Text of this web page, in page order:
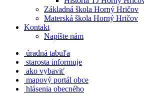
Základná škola Horný Hričov
Materská škola Horný Hričov
Kontakt
Napíšte nám
úradná tabuľa
starosta informuje
ako vybaviť
mapový portál obce
hlásenia obecného